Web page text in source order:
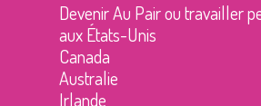
Devenir Au Pair ou travailler
aux États-Unis
Canada
Australie
Irlande